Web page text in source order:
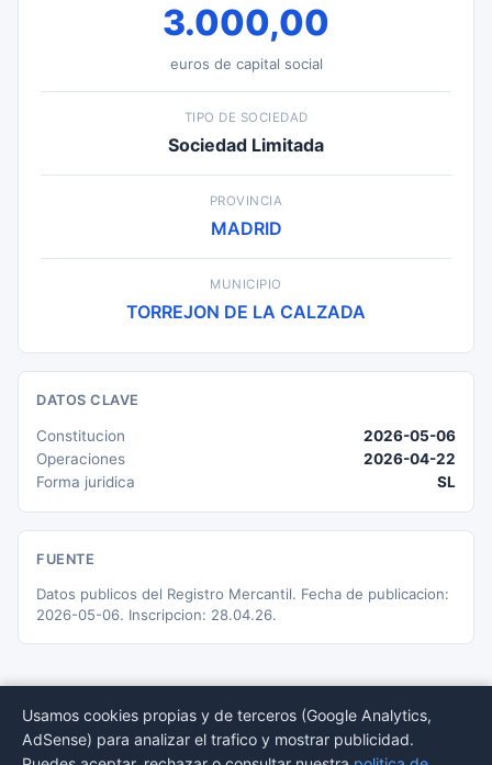
3.000,00
euros de capital social
TIPO DE SOCIEDAD
Sociedad Limitada
PROVINCIA
MADRID
MUNICIPIO
TORREJON DE LA CALZADA
DATOS CLAVE
Constitucion
2026-05-06
Operaciones
2026-04-22
Forma juridica
SL
FUENTE
Datos publicos del Registro Mercantil. Fecha de publicacion:
2026-05-06. Inscripcion: 28.04.26.
© 2026 BORMEDirectorio — Datos publicos del Registro Mercantil
Usamos cookies propias y de terceros (Google Analytics,
AdSense) para analizar el trafico y mostrar publicidad.